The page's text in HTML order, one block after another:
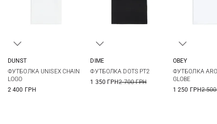
DUNST
ФУТБОЛКА UNISEX CHAIN
LOGO
2 400 ГРН
DIME
ФУТБОЛКА DOTS PT2
1 350 ГРН2 700 ГРН
OBEY
ФУТБОЛКА
GLOBE
1 250 ГРН2